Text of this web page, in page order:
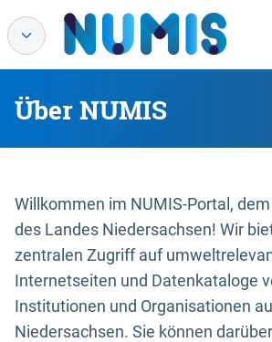
Über NUMIS
Willkommen im NUMIS-Portal,
des Landes Niedersachsen! Wir
zentralen Zugriff auf
Internetseiten und Datenkataloge
Institutionen und Organisationen
Niedersachsen. Sie können